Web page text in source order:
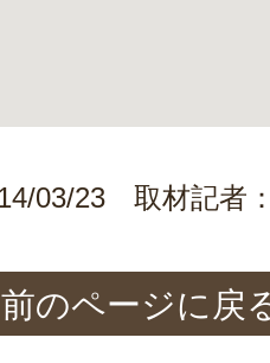
03/23 取材記者
前のページに戻